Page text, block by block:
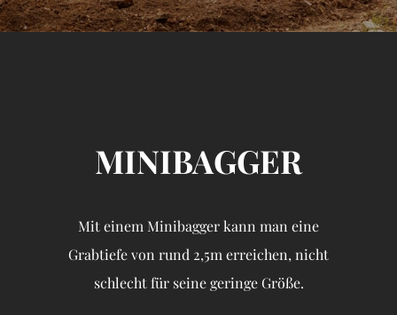
MINIBAGGER
Mit einem Minibagger kann man eine
Grabtiefe von rund 2,5m erreichen, nicht
schlecht für seine geringe Größe.